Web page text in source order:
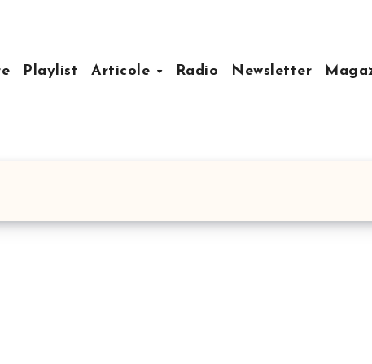
Playlist Articole Radio Newsletter